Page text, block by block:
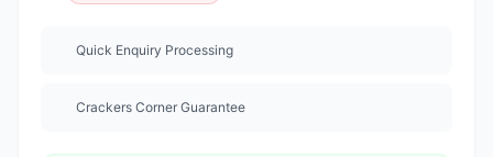
Quick Enquiry Processing
Crackers Corner Guarantee